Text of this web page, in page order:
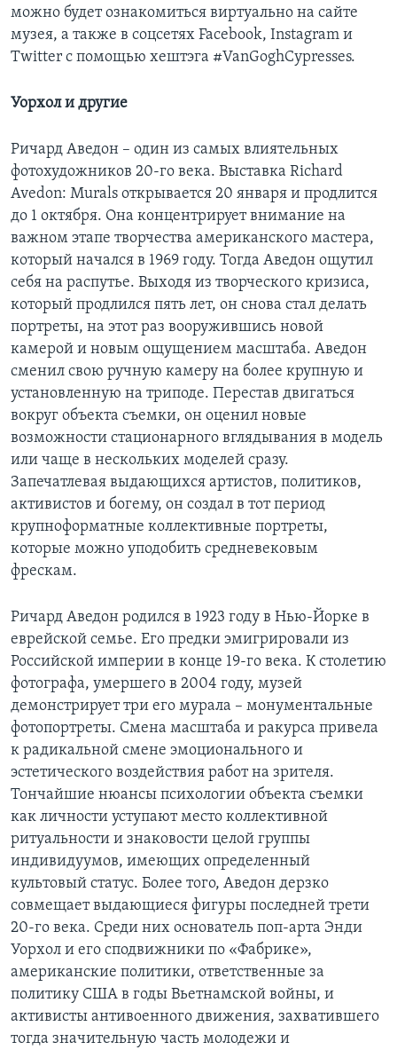
можно будет ознакомиться виртуально на сайте
музея, а также в соцсетях Facebook, Instagram и
Twitter с помощью хештэга #VanGoghCypresses.
Уорхол и другие
Ричард Аведон – один из самых влиятельных
фотохудожников 20-го века. Выставка Richard
Avedon: Murals открывается 20 января и продлится
до 1 октября. Она концентрирует внимание на
важном этапе творчества американского мастера,
который начался в 1969 году. Тогда Аведон ощутил
себя на распутье. Выходя из творческого кризиса,
который продлился пять лет, он снова стал делать
портреты, на этот раз вооружившись новой
камерой и новым ощущением масштаба. Аведон
сменил свою ручную камеру на более крупную и
установленную на триподе. Перестав двигаться
вокруг объекта съемки, он оценил новые
возможности стационарного вглядывания в модель
или чаще в нескольких моделей сразу.
Запечатлевая выдающихся артистов, политиков,
активистов и богему, он создал в тот период
крупноформатные коллективные портреты,
которые можно уподобить средневековым
фрескам.
Ричард Аведон родился в 1923 году в Нью-Йорке в
еврейской семье. Его предки эмигрировали из
Российской империи в конце 19-го века. К столетию
фотографа, умершего в 2004 году, музей
демонстрирует три его мурала – монументальные
фотопортреты. Смена масштаба и ракурса привела
к радикальной смене эмоционального и
эстетического воздействия работ на зрителя.
Тончайшие нюансы психологии объекта съемки
как личности уступают место коллективной
ритуальности и знаковости целой группы
индивидуумов, имеющих определенный
культовый статус. Более того, Аведон дерзко
совмещает выдающиеся фигуры последней трети
20-го века. Среди них основатель поп-арта Энди
Уорхол и его сподвижники по «Фабрике»,
американские политики, ответственные за
политику США в годы Вьетнамской войны, и
активисты антивоенного движения, захватившего
тогда значительную часть молодежи и